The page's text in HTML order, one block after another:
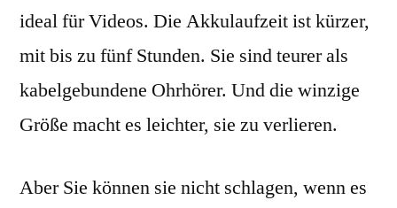
ideal für Videos. Die Akkulaufzeit ist kürzer,
mit bis zu fünf Stunden. Sie sind teurer als
kabelgebundene Ohrhörer. Und die winzige
Größe macht es leichter, sie zu verlieren.
Aber Sie können sie nicht schlagen, wenn es